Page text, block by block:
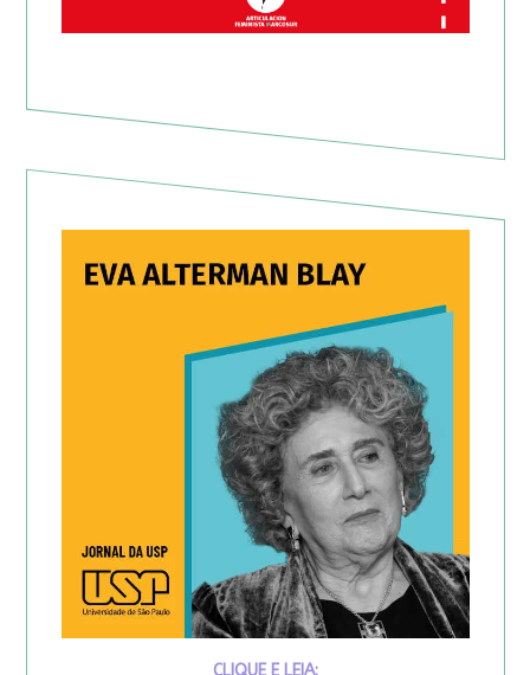
CLIQUE E LEIA: